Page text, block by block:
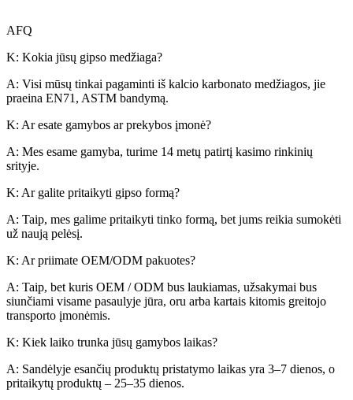
AFQ
K: Kokia jūsų gipso medžiaga?
A: Visi mūsų tinkai pagaminti iš kalcio karbonato medžiagos, jie
praeina EN71, ASTM bandymą.
K: Ar esate gamybos ar prekybos įmonė?
A: Mes esame gamyba, turime 14 metų patirtį kasimo rinkinių
srityje.
K: Ar galite pritaikyti gipso formą?
A: Taip, mes galime pritaikyti tinko formą, bet jums reikia sumokėti
už naują pelėsį.
K: Ar priimate OEM/ODM pakuotes?
A: Taip, bet kuris OEM / ODM bus laukiamas, užsakymai bus
siunčiami visame pasaulyje jūra, oru arba kartais kitomis greitojo
transporto įmonėmis.
K: Kiek laiko trunka jūsų gamybos laikas?
A: Sandėlyje esančių produktų pristatymo laikas yra 3–7 dienos, o
pritaikytų produktų – 25–35 dienos.